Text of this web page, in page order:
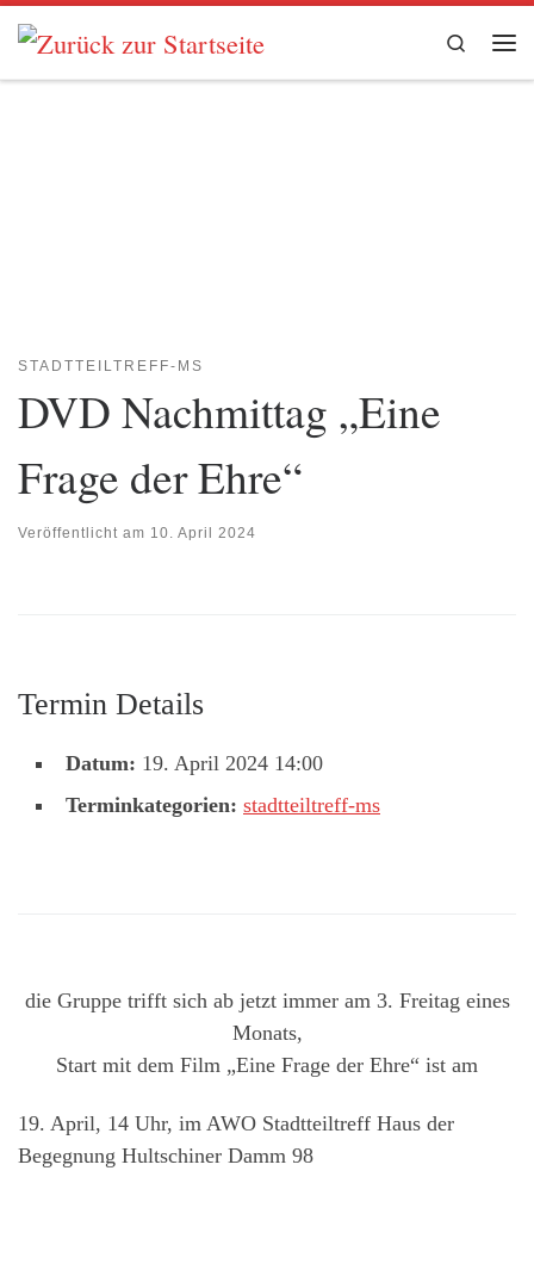
Zum Inhalt springen
Search
STADTTEILTREFF-MS
DVD Nachmittag „Eine
Frage der Ehre“
Veröffentlicht am 10. April 2024
Termin Details
Datum: 19. April 2024 14:00
Terminkategorien: stadtteiltreff-ms
die Gruppe trifft sich ab jetzt immer am 3. Freitag eines
Monats,
Start mit dem Film „Eine Frage der Ehre“ ist am
19. April, 14 Uhr, im AWO Stadtteiltreff Haus der
Begegnung Hultschiner Damm 98